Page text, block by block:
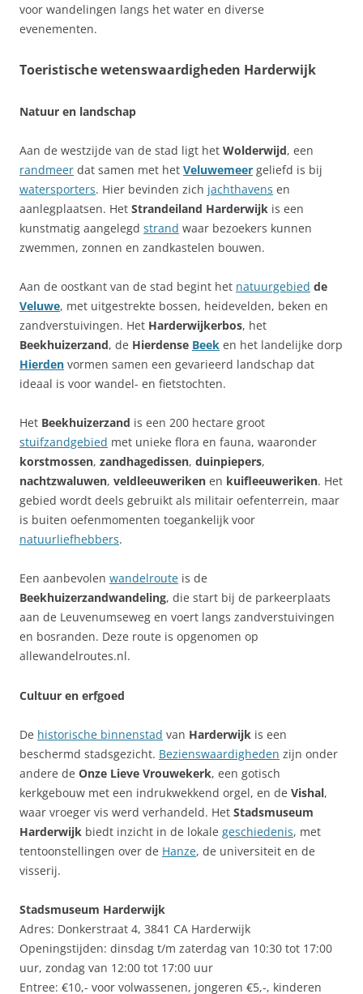
voor wandelingen langs het water en diverse
evenementen.
Toeristische wetenswaardigheden Harderwijk
Natuur en landschap
Aan de westzijde van de stad ligt het Wolderwijd, een
randmeer dat samen met het Veluwemeer geliefd is bij
watersporters. Hier bevinden zich jachthavens en
aanlegplaatsen. Het Strandeiland Harderwijk is een
kunstmatig aangelegd strand waar bezoekers kunnen
zwemmen, zonnen en zandkastelen bouwen.
Aan de oostkant van de stad begint het natuurgebied de
Veluwe, met uitgestrekte bossen, heidevelden, beken en
zandverstuivingen. Het Harderwijkerbos, het
Beekhuizerzand, de Hierdense Beek en het landelijke dorp
Hierden vormen samen een gevarieerd landschap dat
ideaal is voor wandel- en fietstochten.
Het Beekhuizerzand is een 200 hectare groot
stuifzandgebied met unieke flora en fauna, waaronder
korstmossen, zandhagedissen, duinpiepers,
nachtzwaluwen, veldleeuweriken en kuifleeuweriken. Het
gebied wordt deels gebruikt als militair oefenterrein, maar
is buiten oefenmomenten toegankelijk voor
natuurliefhebbers.
Een aanbevolen wandelroute is de
Beekhuizerzandwandeling, die start bij de parkeerplaats
aan de Leuvenumseweg en voert langs zandverstuivingen
en bosranden. Deze route is opgenomen op
allewandelroutes.nl.
Cultuur en erfgoed
De historische binnenstad van Harderwijk is een
beschermd stadsgezicht. Bezienswaardigheden zijn onder
andere de Onze Lieve Vrouwekerk, een gotisch
kerkgebouw met een indrukwekkend orgel, en de Vishal,
waar vroeger vis werd verhandeld. Het Stadsmuseum
Harderwijk biedt inzicht in de lokale geschiedenis, met
tentoonstellingen over de Hanze, de universiteit en de
visserij.
Stadsmuseum Harderwijk
Adres: Donkerstraat 4, 3841 CA Harderwijk
Openingstijden: dinsdag t/m zaterdag van 10:30 tot 17:00
uur, zondag van 12:00 tot 17:00 uur
Entree: €10,- voor volwassenen, jongeren €5,-, kinderen